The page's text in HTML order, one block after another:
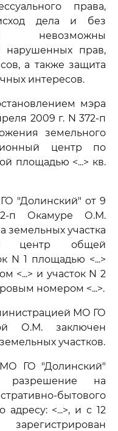
права,
дела и без
невозможны
нарушенных прав,
а также защита
интересов.
мэра
2009 г. N 372-п
земельного
центр по
площадью <...> кв.
"Долинский" от 9
п Окамуре О.М.
земельных участка
центр общей
N 1 площадью <...>
<...> и участок N 2
номером <...>.
МО ГО
О.М. заключен
участков.
ГО "Долинский"
на
бытового
адресу: <...>, и с 12